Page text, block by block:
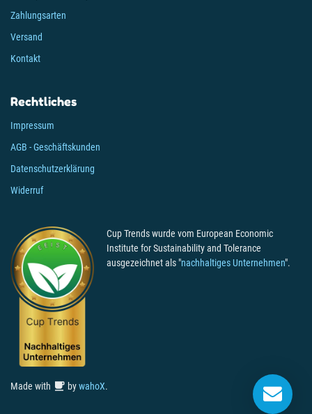
Zahlungsarten
Versand
Kontakt
Rechtliches
Impressum
AGB - Geschäftskunden
Datenschutzerklärung
Widerruf
Cup Trends wurde vom European Economic
Institute for Sustainability and Tolerance
ausgezeichnet als "nachhaltiges Unternehmen".
Made with  bywahoX.